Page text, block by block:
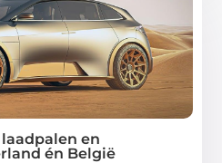
en
én België